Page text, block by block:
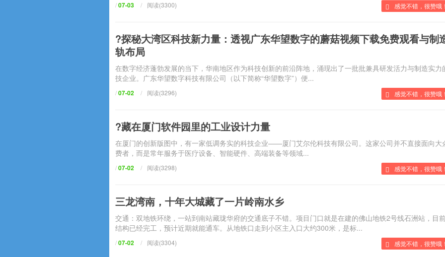
/07-03 / 感觉不错，很赞哦
阅读(3300)
?探秘大湾区科技新力量：透视广东华望数字的蘑菇视频下载免费观看与制
轨布局
在数字经济蓬勃发展的当下，华南地区作为科技创新的前沿阵地，涌现出了一批批兼具研发活力与制造实力
技企业。广东华望数字科技有限公司（以下简称“华望数字”）便...
/07-02 / 感觉不错，很赞哦
阅读(3296)
?藏在厦门软件园里的工业设计力量
在厦门的创新版图中，有一家低调务实的科技企业——厦门艾尔伦科技有限公司。这家公司并不直接面向大
费者，而是常年服务于医疗设备、智能硬件、高端装备等领域...
/07-02 / 感觉不错，很赞哦
阅读(3298)
三龙湾南，十年大城藏了一片岭南水乡
交通：双地铁环绕，一站到南站藏珑华府的交通底子不错。项目门口就是在建的佛山地铁2号线石洲站，目
结构已经完工，预计近期就能通车。从地铁口走到小区主入口大约300米，是标...
/07-02 / 感觉不错，很赞哦
阅读(3304)